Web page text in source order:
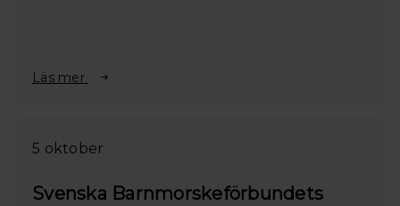
Läs mer
5 oktober
Svenska Barnmorskeförbundets